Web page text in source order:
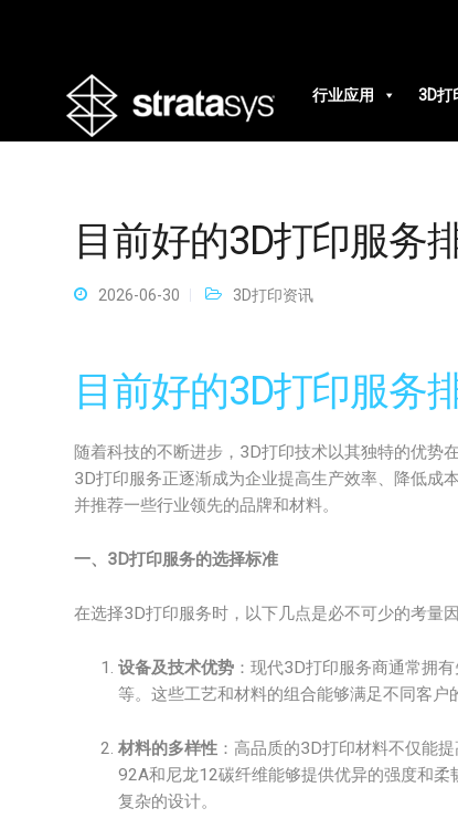
行业应用
3D打
目前好的3D打印服务
2026-06-30 3D打印资讯
目前好的3D打印服务
随着科技的不断进步，3D打印技术以其独特的优势
3D打印服务正逐渐成为企业提高生产效率、降低成
并推荐一些行业领先的品牌和材料。
一、3D打印服务的选择标准
在选择3D打印服务时，以下几点是必不可少的考量因
设备及技术优势 ：现代3D打印服务商通常拥
等。这些工艺和材料的组合能够满足不同客户
材料的多样性 ：高品质的3D打印材料不仅能
92A和尼龙12碳纤维能够提供优异的强度和
复杂的设计。